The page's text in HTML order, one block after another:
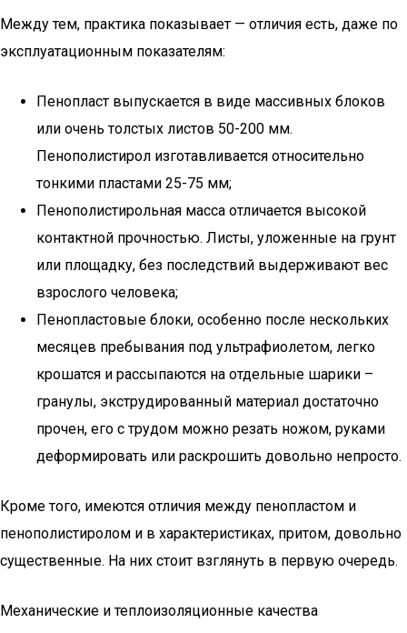
Между тем, практика показывает — отличия есть, даже по
эксплуатационным показателям:
Пенопласт выпускается в виде массивных блоков
или очень толстых листов 50-200 мм.
Пенополистирол изготавливается относительно
тонкими пластами 25-75 мм;
Пенополистирольная масса отличается высокой
контактной прочностью. Листы, уложенные на грунт
или площадку, без последствий выдерживают вес
взрослого человека;
Пенопластовые блоки, особенно после нескольких
месяцев пребывания под ультрафиолетом, легко
крошатся и рассыпаются на отдельные шарики –
гранулы, экструдированный материал достаточно
прочен, его с трудом можно резать ножом, руками
деформировать или раскрошить довольно непросто.
Кроме того, имеются отличия между пенопластом и
пенополистиролом и в характеристиках, притом, довольно
существенные. На них стоит взглянуть в первую очередь.
Механические и теплоизоляционные качества